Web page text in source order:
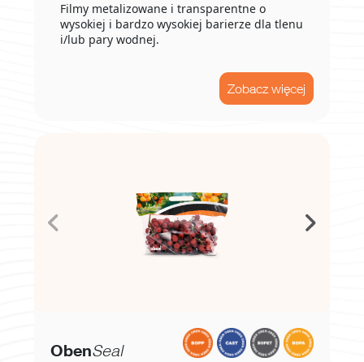
Filmy metalizowane i transparentne o
wysokiej i bardzo wysokiej barierze dla tlenu
i/lub pary wodnej.
Zobacz więcej
ObenSeal